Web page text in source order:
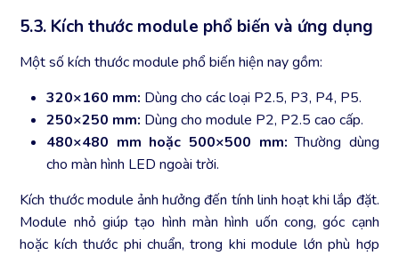
5.3. Kích thước module phổ biến và ứng dụng
Một số kích thước module phổ biến hiện nay gồm:
320×160 mm: Dùng cho các loại P2.5, P3, P4, P5.
250×250 mm: Dùng cho module P2, P2.5 cao cấp.
480×480 mm hoặc 500×500 mm: Thường dùng
cho màn hình LED ngoài trời.
Kích thước module ảnh hưởng đến tính linh hoạt khi lắp đặt.
Module nhỏ giúp tạo hình màn hình uốn cong, góc cạnh
hoặc kích thước phi chuẩn, trong khi module lớn phù hợp